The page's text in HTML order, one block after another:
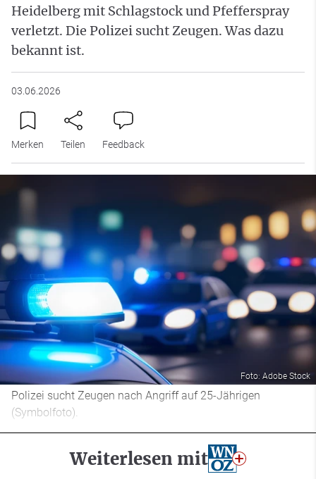
Heidelberg mit Schlagstock und Pfefferspray
verletzt. Die Polizei sucht Zeugen. Was dazu
bekannt ist.
03.06.2026
Merken Teilen Feedback
Foto: Adobe Stock
Polizei sucht Zeugen nach Angriff auf 25-Jährigen
(Symbolfoto).
Weiterlesen mit